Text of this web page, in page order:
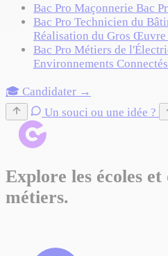
Bac Pro Maçonnerie Bac
Bac Pro Technicien du
Réalisation du Gros Œuvre
Bac Pro Métiers de
Environnements
🎓 Candidater →
Un souci ou une idée ?
Explore les écoles et
métiers.